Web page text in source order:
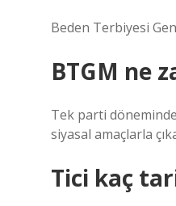
Beden Terbiyesi
BTGM ne
Tek parti
siyasal amaçlarla
Tici kaç